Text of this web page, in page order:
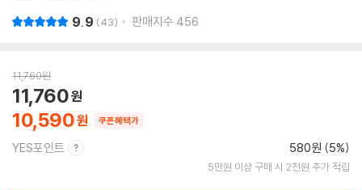
9.9 43 판매지수 456
11,760원
10,590
11,760
쿠폰혜택가
YES포인트 580원 (5%)
5만원 이상 구매 시 2천원 추가 적립